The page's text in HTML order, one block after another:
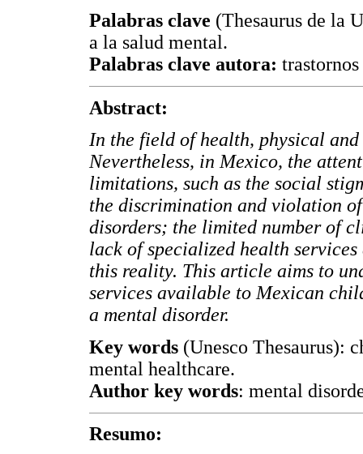
Palabras clave (Thesaurus de la
a la salud mental.
Palabras clave autora:
Abstract:
In the field of health, physical
Nevertheless, in Mexico, the
limitations, such as the social
the discrimination and violation
disorders; the limited number of
lack of specialized health
this reality. This article aims to
services available to Mexican
a mental disorder.
Key words (Unesco Thesaurus):
mental healthcare.
Author key words: mental
Resumo: